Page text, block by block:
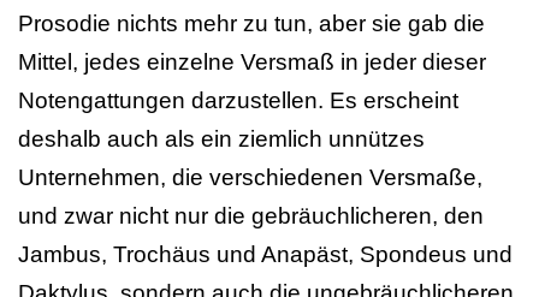
Prosodie nichts mehr zu tun, aber sie gab die
Mittel, jedes einzelne Versmaß in jeder dieser
Notengattungen darzustellen. Es erscheint
deshalb auch als ein ziemlich unnützes
Unternehmen, die verschiedenen Versmaße,
und zwar nicht nur die gebräuchlicheren, den
Jambus, Trochäus und Anapäst, Spondeus und